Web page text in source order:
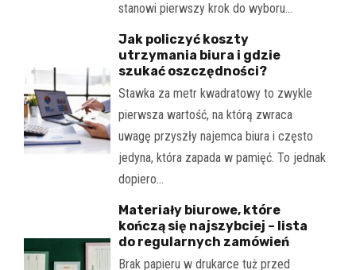
stanowi pierwszy krok do wyboru…
Jak policzyć koszty
utrzymania biura i gdzie
szukać oszczędności?
Stawka za metr kwadratowy to zwykle
pierwsza wartość, na którą zwraca
uwagę przyszły najemca biura i często
jedyna, która zapada w pamięć. To jednak
dopiero…
Materiały biurowe, które
kończą się najszybciej – lista
do regularnych zamówień
Brak papieru w drukarce tuż przed